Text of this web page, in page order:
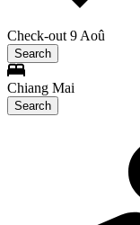
Check-out 9 Aoû
Search
Chiang Mai
Search